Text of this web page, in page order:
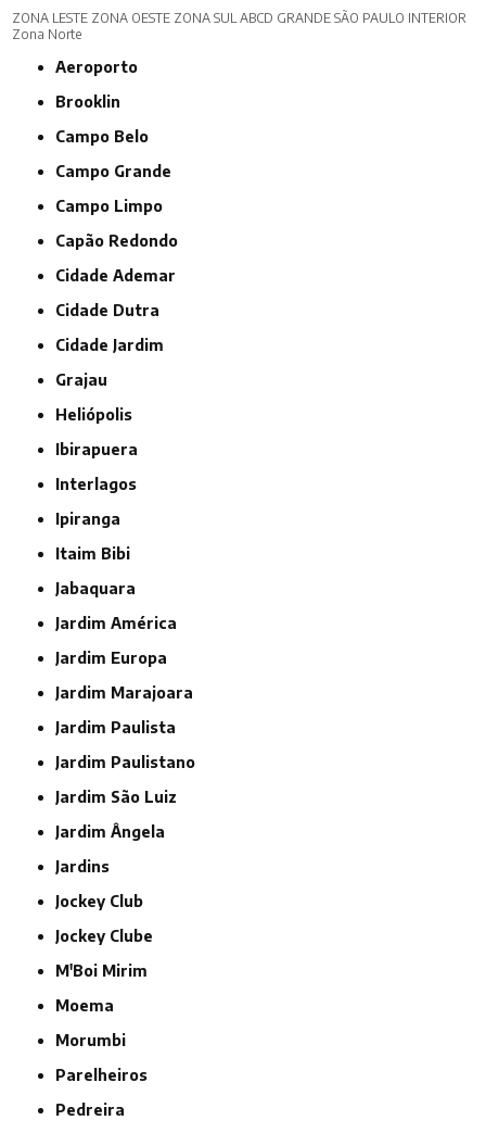
ZONA LESTE ZONA OESTE ZONA SUL ABCD GRANDE SÃO PAULO INTERIOR
Zona Norte
Aeroporto
Brooklin
Campo Belo
Campo Grande
Campo Limpo
Capão Redondo
Cidade Ademar
Cidade Dutra
Cidade Jardim
Grajau
Heliópolis
Ibirapuera
Interlagos
Ipiranga
Itaim Bibi
Jabaquara
Jardim América
Jardim Europa
Jardim Marajoara
Jardim Paulista
Jardim Paulistano
Jardim São Luiz
Jardim Ângela
Jardins
Jockey Club
Jockey Clube
M'Boi Mirim
Moema
Morumbi
Parelheiros
Pedreira